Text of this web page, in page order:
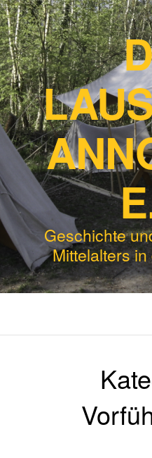
Geschichte
Mittelalters